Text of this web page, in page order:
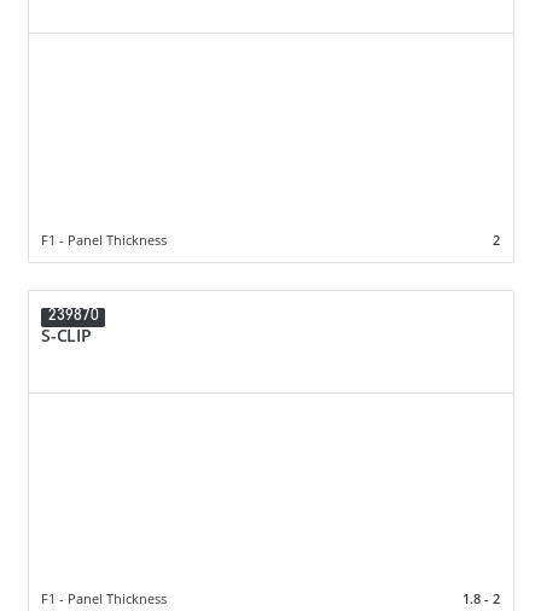
F1 - Panel Thickness 2
239870
S-CLIP
F1 - Panel Thickness 1.8 - 2